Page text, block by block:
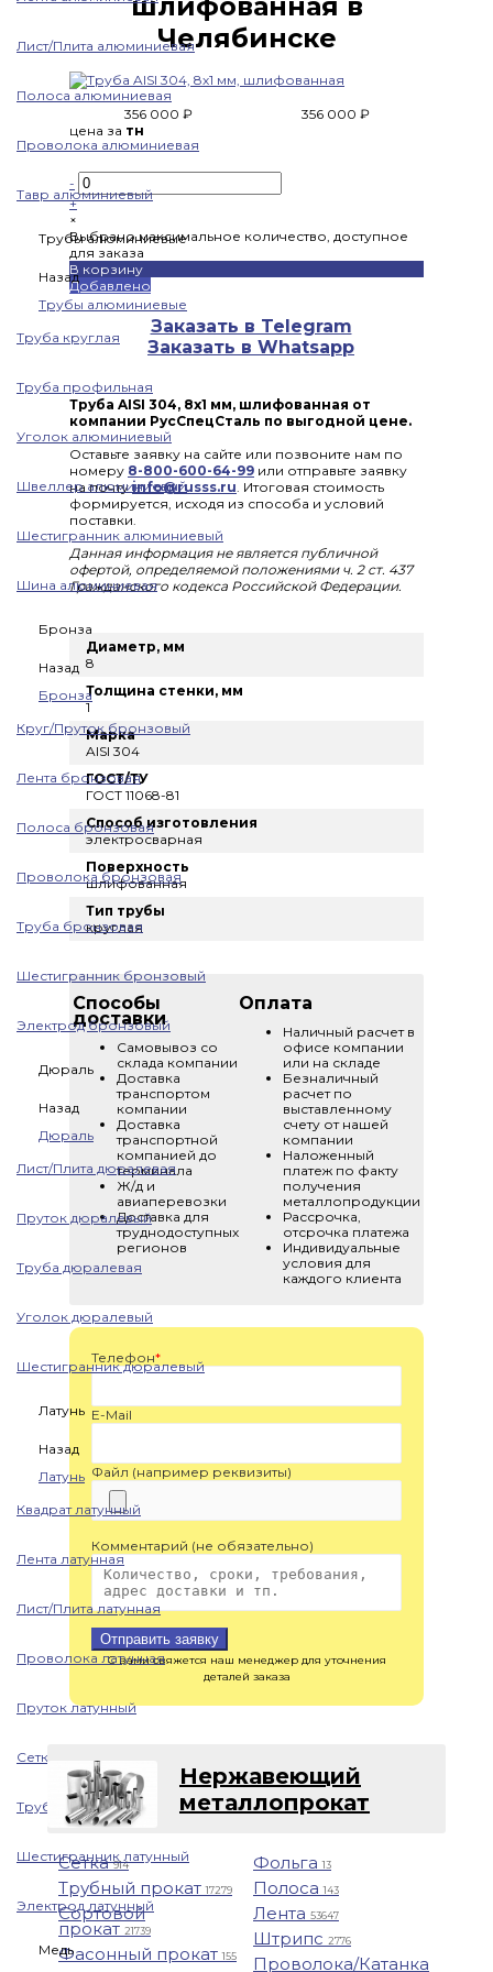
Лист/Плита алюминиевая
Полоса алюминиевая
Проволока алюминиевая
Тавр алюминиевый
Трубы алюминиевые
Назад
Трубы алюминиевые
Труба круглая
Труба профильная
Уголок алюминиевый
Швеллер алюминиевый
Шестигранник алюминиевый
Шина алюминиевая
Бронза
Назад
Бронза
Круг/Пруток бронзовый
Лента бронзовая
Полоса бронзовая
Проволока бронзовая
Труба бронзовая
Шестигранник бронзовый
Электрод бронзовый
Дюраль
Назад
Дюраль
Лист/Плита дюралевая
Пруток дюралевый
Труба дюралевая
Уголок дюралевый
Шестигранник дюралевый
Латунь
Назад
Латунь
Квадрат латунный
Лента латунная
Лист/Плита латунная
Проволока латунная
Пруток латунный
Сетка латунная
Труба латунная
Шестигранник латунный
Электрод латунный
Медь
Челябинске
356 000 ₽
356 000 ₽
цена за тн
-
+
×
Выбрано максимальное количество, доступное
для заказа
В корзину
Добавлено
Заказать в Telegram
Заказать в Whatsapp
Труба AISI 304, 8х1 мм, шлифованная от
компании РусСпецСталь по выгодной цене.
Оставьте заявку на сайте или позвоните нам по
номеру 8-800-600-64-99 или отправьте заявку
на почтуinfo@russs.ru. Итоговая стоимость
формируется, исходя из способа и условий
поставки.
Данная информация не является публичной
офертой, определяемой положениями ч. 2 ст. 437
Гражданского кодекса Российской Федерации.
Диаметр, мм
8
Толщина стенки, мм
1
Марка
AISI 304
ГОСТ/ТУ
ГОСТ 11068-81
Способ изготовления
электросварная
Поверхность
шлифованная
Тип трубы
круглая
Способы
доставки
Самовывоз со
склада компании
Доставка
транспортом
компании
Доставка
транспортной
компанией до
терминала
Ж/д и
авиаперевозки
Доставка для
труднодоступных
регионов
Оплата
Наличный расчет в
офисе компании
или на складе
Безналичный
расчет по
выставленному
счету от нашей
компании
Наложенный
платеж по факту
получения
металлопродукции
Рассрочка,
отсрочка платежа
Индивидуальные
условия для
каждого клиента
Телефон*
E-Mail
Файл (например реквизиты)
Комментарий (не обязательно)
Отправить заявку
С вами свяжется наш менеджер для уточнения
деталей заказа
Нержавеющий
металлопрокат
Сетка914
Трубный прокат17279
Сортовой
прокат 21739
Фасонный прокат155
Фольга13
Полоса143
Лента 53647
Штрипс 2776
Проволока/Катанка